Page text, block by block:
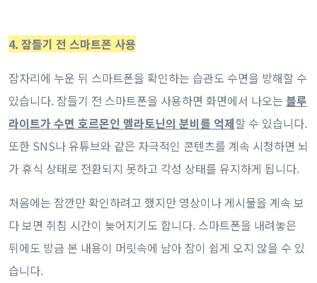
4. 잠들기 전 스마트폰 사용
잠자리에 누운 뒤 스마트폰을 확인하는 습관도 수면을 방해할 수
있습니다. 잠들기 전 스마트폰을 사용하면 화면에서 나오는 블루
라이트가 수면 호르몬인 멜라토닌의 분비를 억제할 수 있습니다.
또한 SNS나 유튜브와 같은 자극적인 콘텐츠를 계속 시청하면 뇌
가 휴식 상태로 전환되지 못하고 각성 상태를 유지하게 됩니다.
처음에는 잠깐만 확인하려고 했지만 영상이나 게시물을 계속 보
다 보면 취침 시간이 늦어지기도 합니다. 스마트폰을 내려놓은
뒤에도 방금 본 내용이 머릿속에 남아 잠이 쉽게 오지 않을 수 있
습니다.